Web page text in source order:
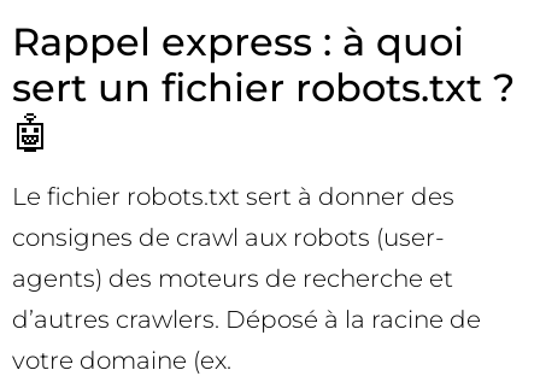
Rappel express : à quoi
sert un fichier robots.txt ?
🤖
Le fichier robots.txt sert à donner des
consignes de crawl aux robots (user-
agents) des moteurs de recherche et
d’autres crawlers. Déposé à la racine de
votre domaine (ex.